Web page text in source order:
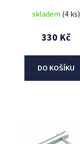
skladem (4 ks)
330 Kč
DO KOŠÍKU